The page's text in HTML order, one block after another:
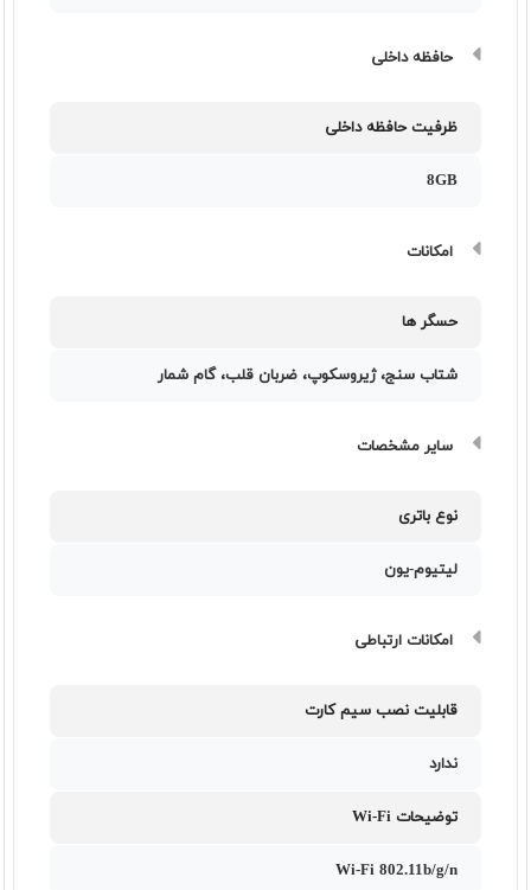
حافظه داخلی
ظرفیت حافظه داخلی
8GB
امکانات
حسگر ها
شتاب سنج، ژیروسکوپ، ضربان قلب، گام شمار
سایر مشخصات
نوع باتری
لیتیوم-یون
امکانات ارتباطی
قابلیت نصب سیم کارت
ندارد
توضیحات Wi-Fi
Wi-Fi 802.11b/g/n